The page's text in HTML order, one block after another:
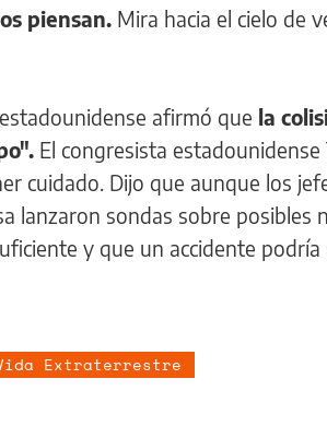
piensan. Mira hacia el cielo de
afirmó que la
El congresista
cuidado. Dijo que aunque los
lanzaron sondas sobre posibles
y que un accidente
Extraterrestre